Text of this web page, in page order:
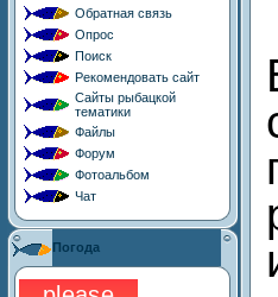
Обратная связь
Опрос
Поиск
Рекомендовать сайт
Сайты рыбацкой
тематики
Файлы
Форум
Фотоальбом
Чат
Погода